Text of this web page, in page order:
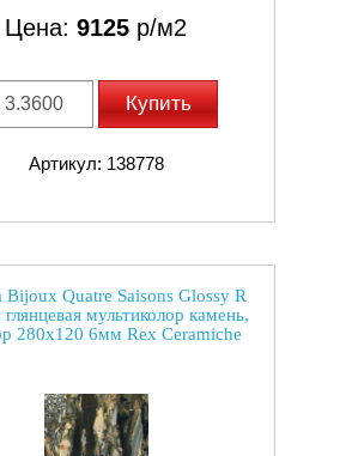
Цена: 9125 р/м2
Купить
Артикул: 138778
Bijoux Quatre Saisons Glossy R
мультиколор камень,
280x120 6мм Rex Ceramiche